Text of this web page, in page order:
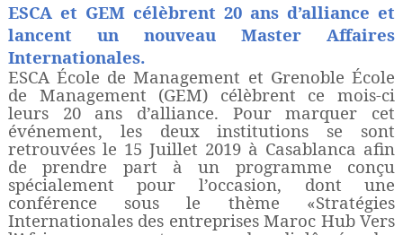
ESCA et GEM célèbrent 20 ans d’alliance et
lancent un nouveau Master Affaires
Internationales.
ESCA École de Management et Grenoble École
de Management (GEM) célèbrent ce mois-ci
leurs 20 ans d’alliance. Pour marquer cet
événement, les deux institutions se sont
retrouvées le 15 Juillet 2019 à Casablanca afin
de prendre part à un programme conçu
spécialement pour l’occasion, dont une
conférence sous le thème «Stratégies
Internationales des entreprises Maroc Hub Vers